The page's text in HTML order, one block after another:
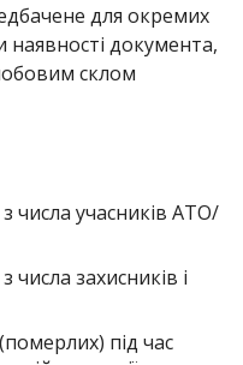
для окремих
наявності документа,
склом
числа учасників АТО/
числа захисників і
під час